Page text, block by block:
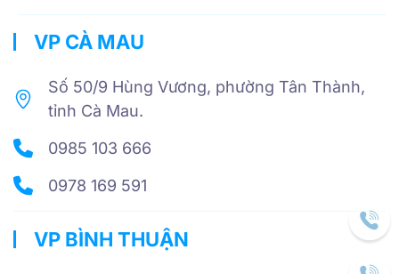
VP CÀ MAU
Số 50/9 Hùng Vương, phường Tân Thành,
tỉnh Cà Mau.
0985 103 666
0978 169 591
VP BÌNH THUẬN